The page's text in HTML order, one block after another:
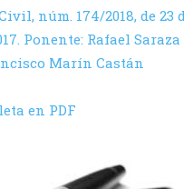
núm. 174/2018, de 23
Ponente: Rafael
Marín Castán
en PDF